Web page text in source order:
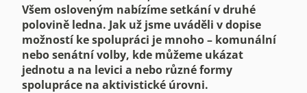
Všem osloveným nabízíme setkání v druhé
polovině ledna. Jak už jsme uváděli v dopise
možností ke spolupráci je mnoho – komunální
nebo senátní volby, kde můžeme ukázat
jednotu a na levici a nebo různé formy
spolupráce na aktivistické úrovni.